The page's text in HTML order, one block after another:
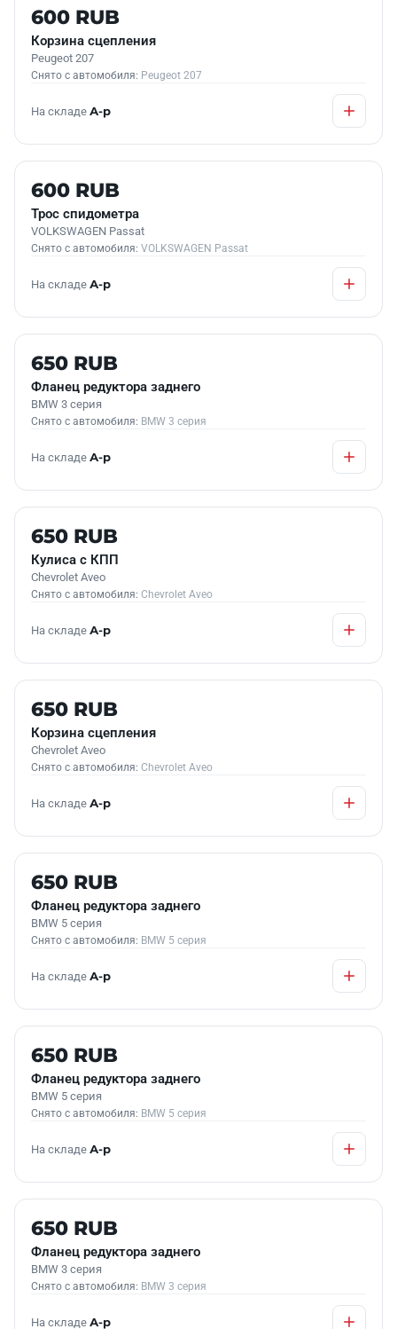
Б/У В НАЛИЧИИ
600 RUB
Корзина сцепления
Peugeot 207
Снято с автомобиля: Peugeot 207
На складе А-р
Б/У В НАЛИЧИИ
600 RUB
Трос спидометра
VOLKSWAGEN Passat
Снято с автомобиля: VOLKSWAGEN Passat
На складе А-р
Б/У В НАЛИЧИИ
650 RUB
Фланец редуктора заднего
BMW 3 серия
Снято с автомобиля: BMW 3 серия
На складе А-р
Б/У В НАЛИЧИИ
650 RUB
Кулиса с КПП
Chevrolet Aveo
Снято с автомобиля: Chevrolet Aveo
На складе А-р
Б/У В НАЛИЧИИ
650 RUB
Корзина сцепления
Chevrolet Aveo
Снято с автомобиля: Chevrolet Aveo
На складе А-р
Б/У В НАЛИЧИИ
650 RUB
Фланец редуктора заднего
BMW 5 серия
Снято с автомобиля: BMW 5 серия
На складе А-р
Б/У В НАЛИЧИИ
650 RUB
Фланец редуктора заднего
BMW 5 серия
Снято с автомобиля: BMW 5 серия
На складе А-р
Б/У В НАЛИЧИИ
650 RUB
Фланец редуктора заднего
BMW 3 серия
Снято с автомобиля: BMW 3 серия
На складе А-р